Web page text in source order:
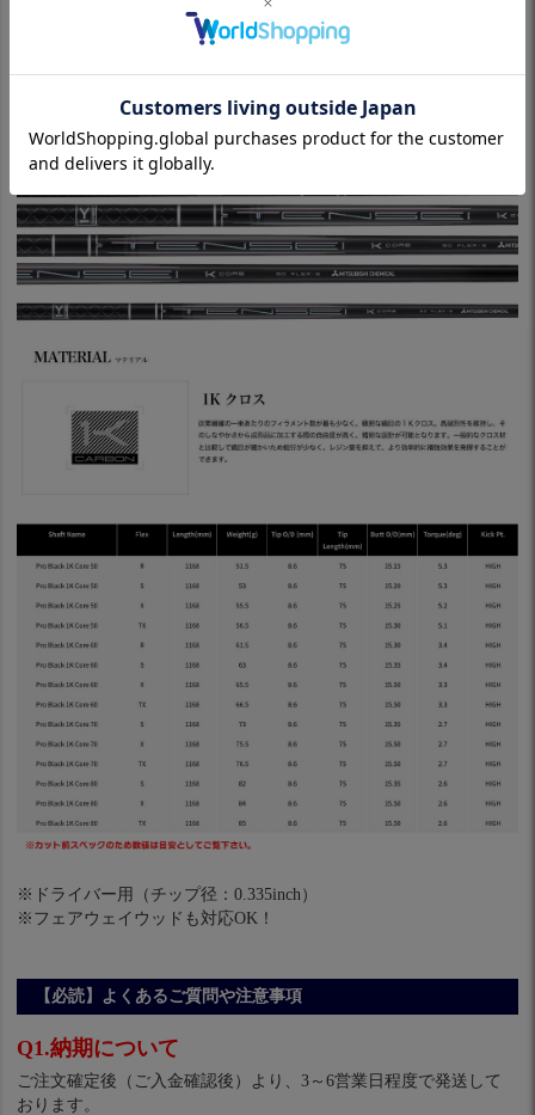
※ドライバー用（チップ径：0.335inch）
※フェアウェイウッドも対応OK！
【必読】よくあるご質問や注意事項
Q1.納期について
ご注文確定後（ご入金確認後）より、3～6営業日程度で発送して
おります。